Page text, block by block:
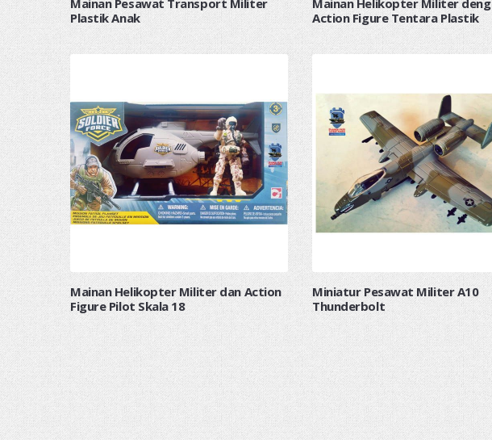
Plastik Anak
Action Figure Tentara Plastik
Mainan Helikopter Militer dan Action
Figure Pilot Skala 18
Miniatur Pesawat Militer A10
Thunderbolt